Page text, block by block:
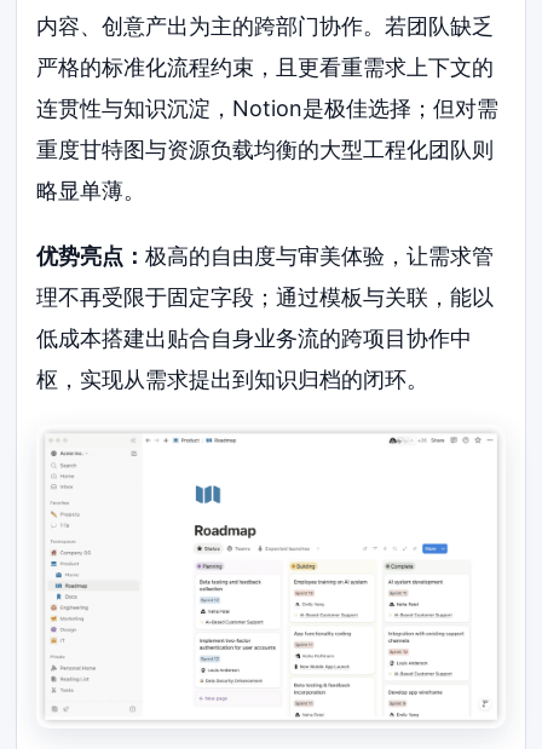
内容、创意产出为主的跨部门协作。若团队缺乏
严格的标准化流程约束，且更看重需求上下文的
连贯性与知识沉淀，Notion是极佳选择；但对需
重度甘特图与资源负载均衡的大型工程化团队则
略显单薄。
优势亮点：极高的自由度与审美体验，让需求管
理不再受限于固定字段；通过模板与关联，能以
低成本搭建出贴合自身业务流的跨项目协作中
枢，实现从需求提出到知识归档的闭环。